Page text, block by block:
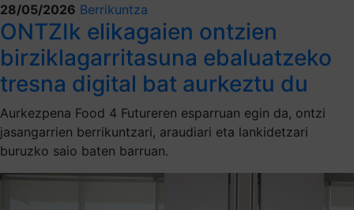
28/05/2026 Berrikuntza
ONTZIk elikagaien ontzien
birziklagarritasuna ebaluatzeko
tresna digital bat aurkeztu du
Aurkezpena Food 4 Futureren esparruan egin da, ontzi
jasangarrien berrikuntzari, araudiari eta lankidetzari
buruzko saio baten barruan.